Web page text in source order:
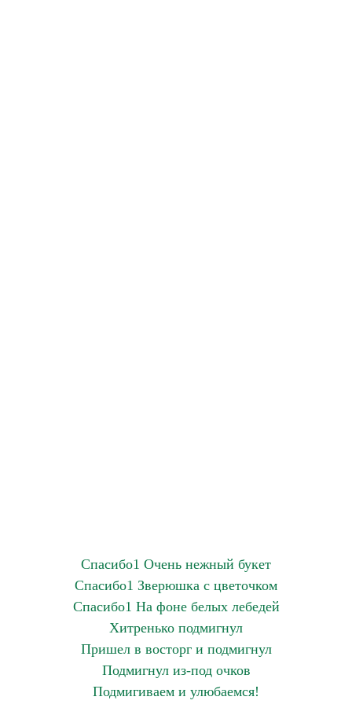
Спасибо1 Очень нежный букет
Спасибо1 Зверюшка с цветочком
Спасибо1 На фоне белых лебедей
Хитренько подмигнул
Пришел в восторг и подмигнул
Подмигнул из-под очков
Подмигиваем и улюбаемся!